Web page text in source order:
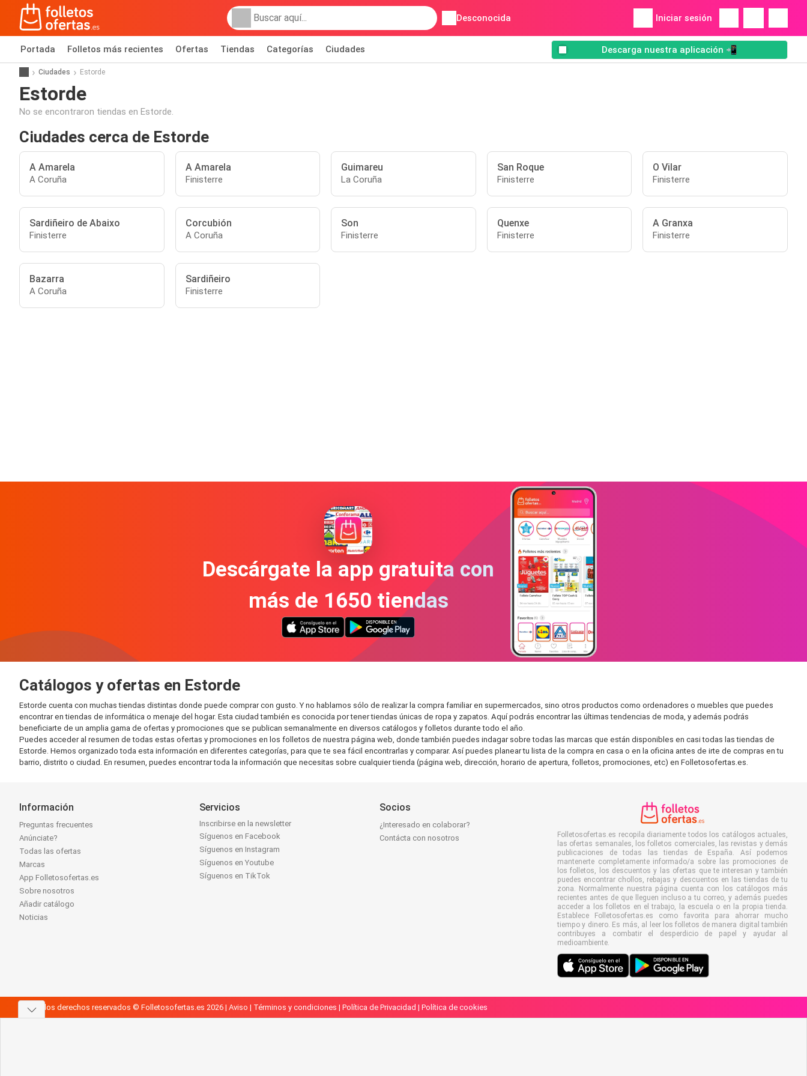
Desconocida Iniciar sesión
Portada Folletos más recientes Ofertas Tiendas Categorías Ciudades Descarga nuestra aplicación 📲
Ciudades Estorde
Estorde
No se encontraron tiendas en Estorde.
Ciudades cerca de Estorde
A Amarela
A Coruña
A Amarela
Finisterre
Guimareu
La Coruña
San Roque
Finisterre
O Vilar
Finisterre
Sardiñeiro de Abaixo
Finisterre
Corcubión
A Coruña
Son
Finisterre
Quenxe
Finisterre
A Granxa
Finisterre
Bazarra
A Coruña
Sardiñeiro
Finisterre
Descárgate la app gratuita con
más de 1650 tiendas
Catálogos y ofertas en Estorde
Estorde cuenta con muchas tiendas distintas donde puede comprar con gusto. Y no hablamos sólo de realizar la compra familiar en supermercados, sino otros productos como ordenadores o muebles que puedes
encontrar en tiendas de informática o menaje del hogar. Esta ciudad también es conocida por tener tiendas únicas de ropa y zapatos. Aquí podrás encontrar las últimas tendencias de moda, y además podrás
beneficiarte de un amplia gama de ofertas y promociones que se publican semanalmente en diversos catálogos y folletos durante todo el año.
Puedes acceder al resumen de todas estas ofertas y promociones en los folletos de nuestra página web, donde también puedes indagar sobre todas las marcas que están disponibles en casi todas las tiendas de
Estorde. Hemos organizado toda esta información en diferentes categorías, para que te sea fácil encontrarlas y comparar. Así puedes planear tu lista de la compra en casa o en la oficina antes de irte de compras en tu
barrio, distrito o ciudad. En resumen, puedes encontrar toda la información que necesitas sobre cualquier tienda (página web, dirección, horario de apertura, folletos, promociones, etc) en Folletosofertas.es.
Información
Preguntas frecuentes
Anúnciate?
Todas las ofertas
Marcas
App Folletosofertas.es
Sobre nosotros
Añadir catálogo
Noticias
Servicios
Inscribirse en la newsletter
Síguenos en Facebook
Síguenos en Instagram
Síguenos en Youtube
Síguenos en TikTok
Socios
¿Interesado en colaborar?
Contácta con nosotros
Folletosofertas.es recopila diariamente todos los catálogos actuales,
las ofertas semanales, los folletos comerciales, las revistas y demás
publicaciones de todas las tiendas de España. Así podemos
mantenerte completamente informado/a sobre las promociones de
los folletos, los descuentos y las ofertas que te interesan y también
puedes encontrar chollos, rebajas y descuentos en las tiendas de tu
zona. Normalmente nuestra página cuenta con los catálogos más
recientes antes de que lleguen incluso a tu correo, y además puedes
acceder a los folletos en el trabajo, la escuela o en la propia tienda.
Establece Folletosofertas.es como favorita para ahorrar mucho
tiempo y dinero. Es más, al leer los folletos de manera digital también
contribuyes a combatir el desperdicio de papel y ayudar al
medioambiente.
Todos los derechos reservados © Folletosofertas.es 2026 | Aviso | Términos y condiciones | Política de Privacidad | Política de cookies